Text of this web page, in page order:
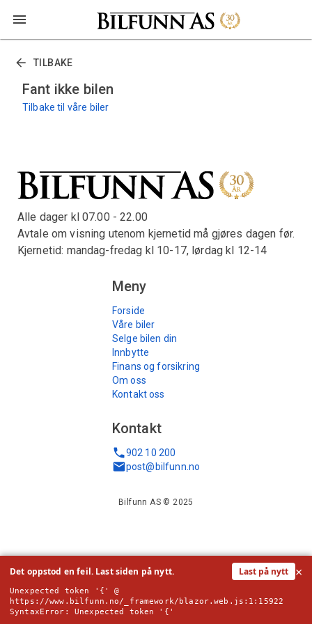
TILBAKE
Fant ikke bilen
Tilbake til våre biler
Alle dager kl 07.00 - 22.00
Avtale om visning utenom kjernetid må gjøres dagen før.
Kjernetid: mandag-fredag kl 10-17, lørdag kl 12-14
Meny
Forside
Våre biler
Selge bilen din
Innbytte
Finans og forsikring
Om oss
Kontakt oss
Kontakt
902 10 200
post@bilfunn.no
Bilfunn AS © 2025
Det oppstod en feil. Last siden på nytt. Last på nytt ×
Unexpected token '{' @
https://www.bilfunn.no/_framework/blazor.web.js:1:15922
SyntaxError: Unexpected token '{'